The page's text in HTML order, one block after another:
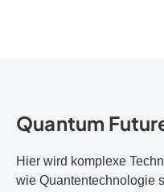
Quantum
Hier wird komplexe
wie Quantentechnologie